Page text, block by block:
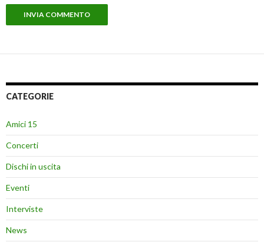
CATEGORIE
Amici 15
Concerti
Dischi in uscita
Eventi
Interviste
News